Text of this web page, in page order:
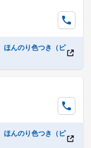
んのり色つき（ピ
んのり色つき（ピ